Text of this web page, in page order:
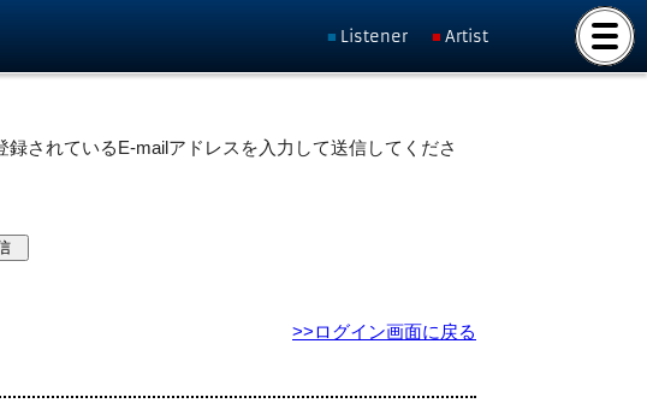
Listener Artist
されているE-mailアドレスを入力して送信してくださ
>>ログイン画面に戻る